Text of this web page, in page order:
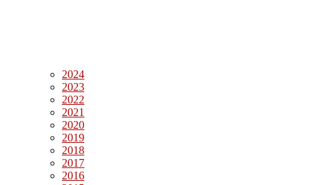
2024
2023
2022
2021
2020
2019
2018
2017
2016